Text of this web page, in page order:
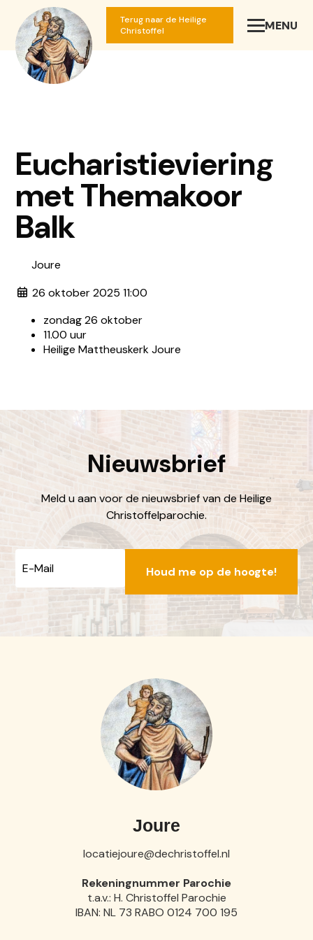
Terug naar de Heilige
Christoffel
MENU
SLUIT
locatiejoure@dechristoffel.nl
Eucharistieviering
met Themakoor
Balk
Joure
26 oktober 2025 11:00
zondag 26 oktober
11.00 uur
Heilige Mattheuskerk Joure
Nieuwsbrief
Meld u aan voor de nieuwsbrief van de Heilige
Christoffelparochie.
Joure
locatiejoure@dechristoffel.nl
Rekeningnummer Parochie
t.a.v.: H. Christoffel Parochie
IBAN: NL 73 RABO 0124 700 195